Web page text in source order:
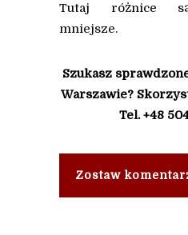
Tutaj różnice są
mniejsze.
Szukasz
Warszawie?
Tel. +48
Zostaw